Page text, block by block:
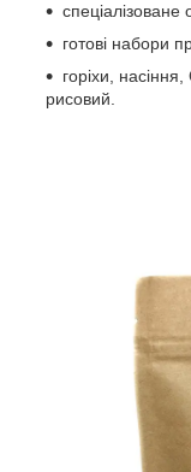
спеціалізоване
готові набори
горіхи,
рисовий.